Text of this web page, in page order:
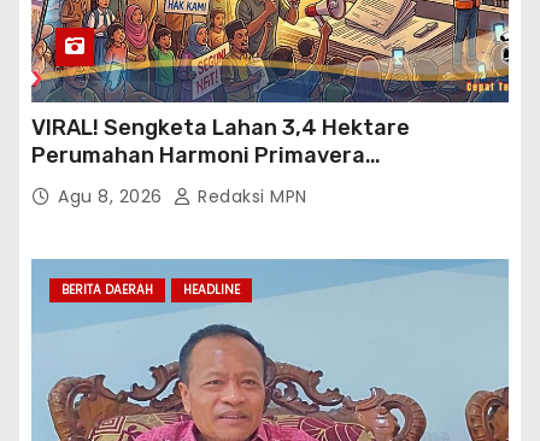
VIRAL! Sengketa Lahan 3,4 Hektare
Perumahan Harmoni Primavera
Klapanunggal, GMPRI Bogor Minta Menteri
Perumahan Blacklist PT BTC
Agu 8, 2026 Redaksi MPN
BERITA DAERAH HEADLINE